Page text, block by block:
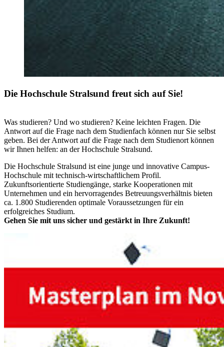
Die Hoch­schu­le Stral­sund freut sich auf Sie!
Was studieren? Und wo studieren? Keine leichten Fragen. Die
Antwort auf die Frage nach dem Studienfach können nur Sie selbst
geben. Bei der Antwort auf die Frage nach dem Studienort können
wir Ihnen helfen: an der Hochschule Stralsund.
Die Hochschule Stralsund ist eine junge und innovative Campus-
Hochschule mit technisch-wirtschaftlichem Profil.
Zukunftsorientierte Studiengänge, starke Kooperationen mit
Unternehmen und ein hervorragendes Betreuungsverhältnis bieten
ca. 1.800 Studierenden optimale Voraussetzungen für ein
erfolgreiches Studium.
Gehen Sie mit uns sicher und gestärkt in Ihre Zukunft!